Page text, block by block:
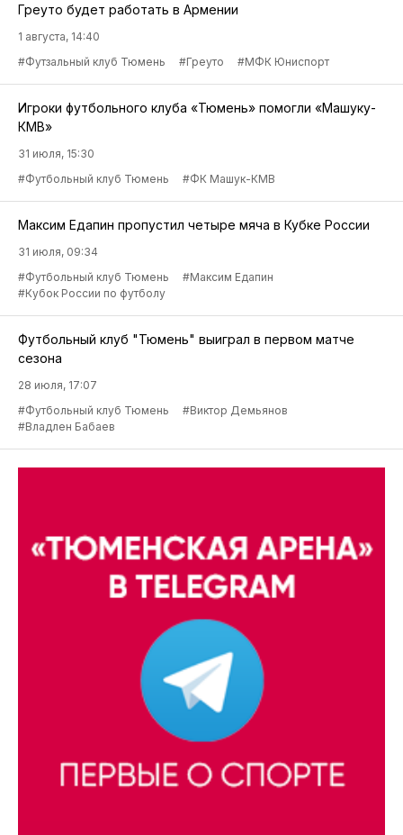
Греуто будет работать в Армении
1 августа, 14:40
#Футзальный клуб Тюмень
#Греуто #МФК Юниспорт
Игроки футбольного клуба «Тюмень» помогли «Машуку-
КМВ»
31 июля, 15:30
#Футбольный клуб Тюмень
#ФК Машук-КМВ
Максим Едапин пропустил четыре мяча в Кубке России
31 июля, 09:34
#Футбольный клуб Тюмень
#Максим Едапин
#Кубок России по футболу
Футбольный клуб "Тюмень" выиграл в первом матче
сезона
28 июля, 17:07
#Футбольный клуб Тюмень
#Виктор Демьянов
#Владлен Бабаев